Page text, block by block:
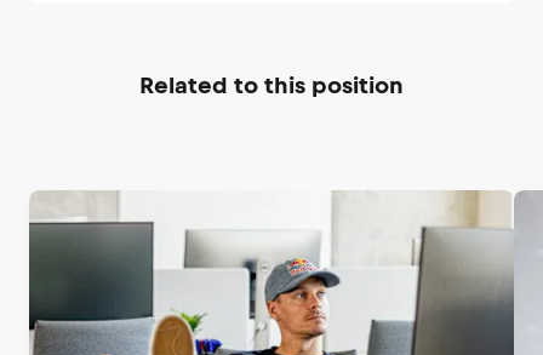
Related to this position